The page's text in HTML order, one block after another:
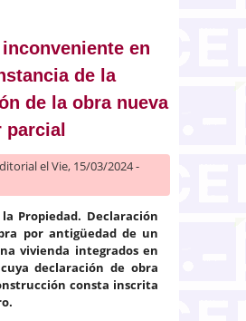
prescripción
en
de la
de la obra nueva
parcial
el Vie, 15/03/2024 -
Propiedad. Declaración
por antigüedad de un
vivienda integrados en
declaración de obra
consta inscrita